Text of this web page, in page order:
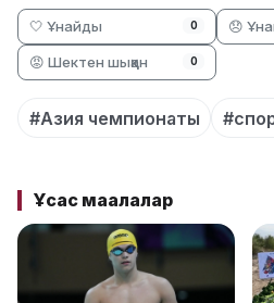
🤍 Ұнайды 0 😞
😡 Шектен шыққан 0
#Азия чемпионаты
Ұқсас мақалалар